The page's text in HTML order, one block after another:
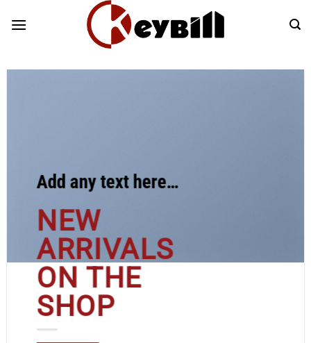
Add any text here…
NEW
ARRIVALS
ON THE
SHOP